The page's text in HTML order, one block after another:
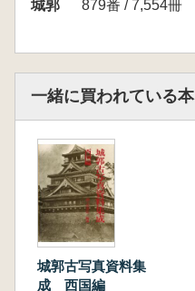
城郭
879番 / 7,554冊
一緒に買われている本
城郭古写真資料集
成 西国編